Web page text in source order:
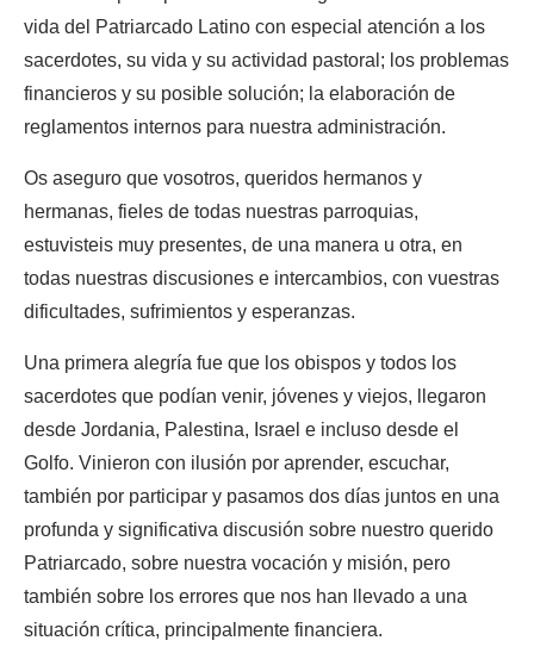
vida del Patriarcado Latino con especial atención a los
sacerdotes, su vida y su actividad pastoral; los problemas
financieros y su posible solución; la elaboración de
reglamentos internos para nuestra administración.
Os aseguro que vosotros, queridos hermanos y
hermanas, fieles de todas nuestras parroquias,
estuvisteis muy presentes, de una manera u otra, en
todas nuestras discusiones e intercambios, con vuestras
dificultades, sufrimientos y esperanzas.
Una primera alegría fue que los obispos y todos los
sacerdotes que podían venir, jóvenes y viejos, llegaron
desde Jordania, Palestina, Israel e incluso desde el
Golfo. Vinieron con ilusión por aprender, escuchar,
también por participar y pasamos dos días juntos en una
profunda y significativa discusión sobre nuestro querido
Patriarcado, sobre nuestra vocación y misión, pero
también sobre los errores que nos han llevado a una
situación crítica, principalmente financiera.